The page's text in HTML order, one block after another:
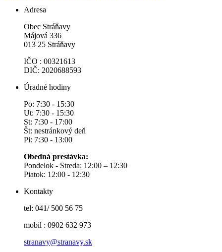
Adresa
Obec Stráňavy
Májová 336
013 25 Stráňavy
IČO : 00321613
DIČ: 2020688593
Úradné hodiny
Po: 7:30 - 15:30
Ut: 7:30 - 15:30
St: 7:30 - 17:00
Št: nestránkový deň
Pi: 7:30 - 13:00
Obedná prestávka:
Pondelok - Streda: 12:00 – 12:30
Piatok: 12:00 - 12:30
Kontakty
tel: 041/ 500 56 75
mobil : 0902 632 973
stranavy@stranavy.sk